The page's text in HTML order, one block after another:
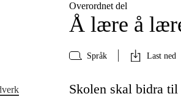
Overordnet del
Å lære å
Språk Last ned
Skolen skal bidra